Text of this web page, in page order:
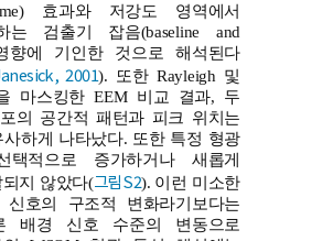
효과와 저강도 영역에서
는 검출기 잡음(baseline and
향에 기인한 것으로 해석된다
2001). 또한 Rayleigh 및
마스킹한 EEM 비교 결과, 두
의 공간적 패턴과 피크 위치는
하게 나타났다. 또한 특정 형광
적으로 증가하거나 새롭게
지 않았다(그림 S2). 이런 미소한
호의 구조적 변화라기보다는
배경 신호 수준의 변동으로